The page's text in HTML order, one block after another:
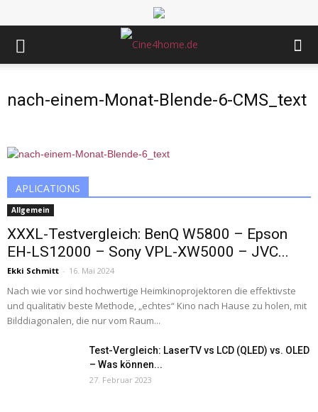
nach-einem-Monat-Blende-6-CMS_text
APLICATIONS
Allgemein
XXXL-Testvergleich: BenQ W5800 – Epson
EH-LS12000 – Sony VPL-XW5000 – JVC...
Ekki Schmitt - 16. Mai 2024
Nach wie vor sind hochwertige Heimkinoprojektoren die effektivste
und qualitativ beste Methode, „echtes“ Kino nach Hause zu holen, mit
Bilddiagonalen, die nur vom Raum...
Test-Vergleich: LaserTV vs LCD (QLED) vs. OLED
– Was können...
27. Februar 2023